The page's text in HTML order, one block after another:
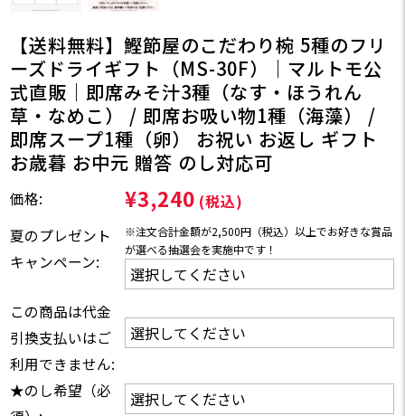
【送料無料】鰹節屋のこだわり椀 5種のフリ
ーズドライギフト（MS-30F）｜マルトモ公
式直販｜即席みそ汁3種（なす・ほうれん
草・なめこ） / 即席お吸い物1種（海藻） /
即席スープ1種（卵） お祝い お返し ギフト
お歳暮 お中元 贈答 のし対応可
価格: ¥3,240 (税込)
夏のプレゼント
キャンペーン:
※注文合計金額が2,500円（税込）以上でお好きな賞品
が選べる抽選会を実施中です！
この商品は代金
引換支払いはご
利用できません:
★のし希望（必